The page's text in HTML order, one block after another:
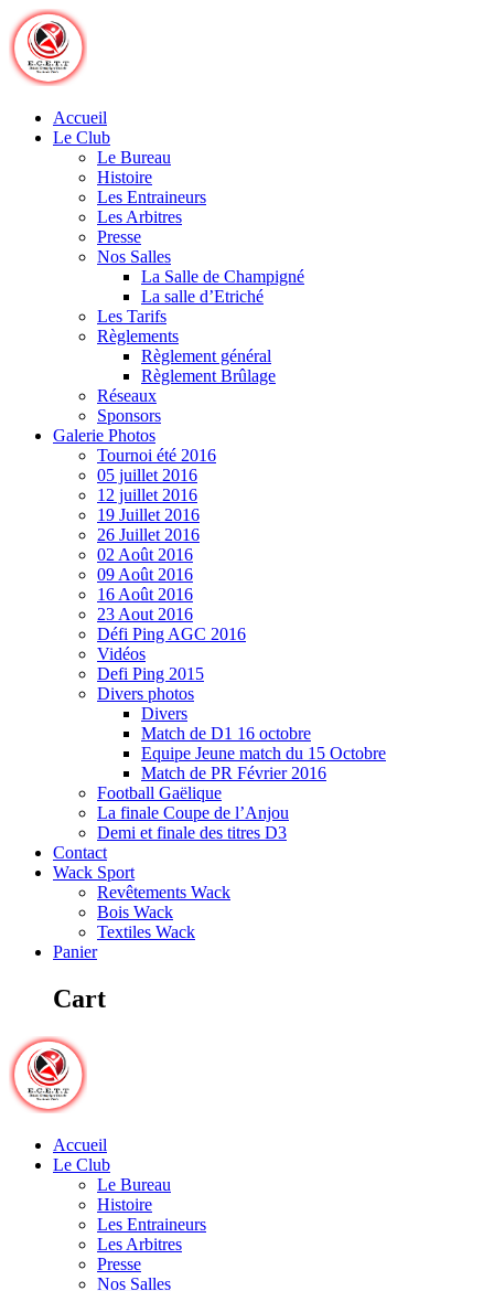
Skip
to
content
Accueil
Le Club
Le Bureau
Histoire
Les Entraineurs
Les Arbitres
Presse
Nos Salles
La Salle de Champigné
La salle d’Etriché
Les Tarifs
Règlements
Règlement général
Règlement Brûlage
Réseaux
Sponsors
Galerie Photos
Tournoi été 2016
05 juillet 2016
12 juillet 2016
19 Juillet 2016
26 Juillet 2016
02 Août 2016
09 Août 2016
16 Août 2016
23 Aout 2016
Défi Ping AGC 2016
Vidéos
Defi Ping 2015
Divers photos
Divers
Match de D1 16 octobre
Equipe Jeune match du 15 Octobre
Match de PR Février 2016
Football Gaëlique
La finale Coupe de l’Anjou
Demi et finale des titres D3
Contact
Wack Sport
Revêtements Wack
Bois Wack
Textiles Wack
Panier
Cart
Accueil
Le Club
Le Bureau
Histoire
Les Entraineurs
Les Arbitres
Presse
Nos Salles